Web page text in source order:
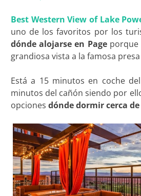
Best Western View of Lake
uno de los favoritos por los
dónde alojarse en Pageporque
grandiosa vista a la famosa
Está a 15 minutos en coche
minutos del cañón siendo por
opciones dónde dormir cerca